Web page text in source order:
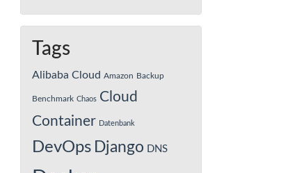
Tags
Alibaba Cloud Amazon Backup
Benchmark Chaos Cloud
Container Datenbank
DevOps Django DNS